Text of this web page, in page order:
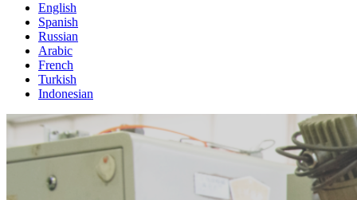
English
Spanish
Russian
Arabic
French
Turkish
Indonesian